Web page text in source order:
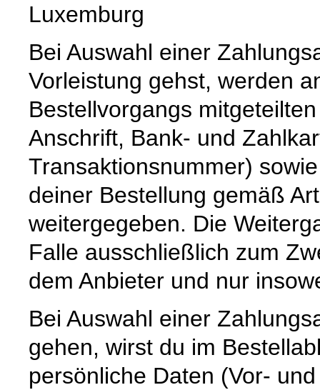
Luxemburg
Bei Auswahl einer
Vorleistung gehst, werden
Bestellvorgangs
Anschrift, Bank- und
Transaktionsnummer)
deiner Bestellung gemäß
weitergegeben. Die
Falle ausschließlich zum
dem Anbieter und nur
Bei Auswahl einer
gehen, wirst du im
persönliche Daten (Vor-